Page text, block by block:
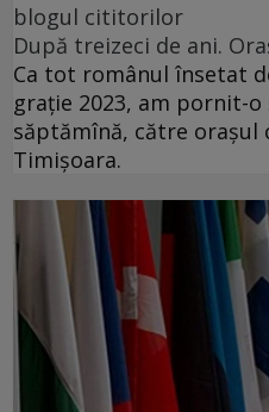
blogul cititorilor
După treizeci de ani.
Ca tot românul însetat
grație 2023, am pornit-o
săptămînă, către
Timișoara.